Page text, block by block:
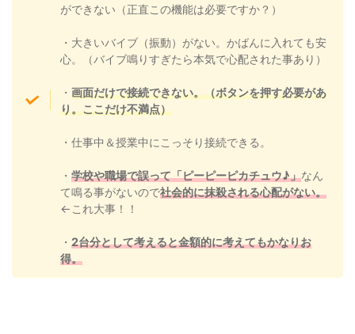
ができない（正直この機能は必要ですか？）
・大きいバイブ（振動）がない。かばんに入れても安
心。（バイブ鳴りすぎたら本気で心配された事あり）
・画面だけで接続できない。（ボタンを押す必要があ
り。ここだけ不満点）
・仕事中＆授業中にこっそり接続できる。
・学校や職場で誤って「ピーピーピカチュウ♪」なん
て鳴る事がないので社会的に抹殺される心配がない。
←これ大事！！
・2台分として考えると金額的に考えてもかなりお
得。